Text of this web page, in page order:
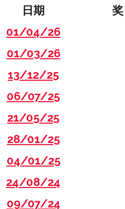
日期 奖
01/04/26
01/03/26
13/12/25
06/07/25
21/05/25
28/01/25
04/01/25
24/08/24
09/07/24